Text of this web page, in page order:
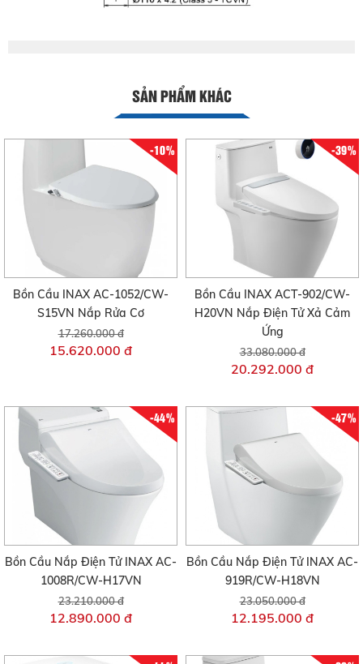
SẢN PHẨM KHÁC
-10%
Bồn Cầu INAX AC-1052/CW-
S15VN Nắp Rửa Cơ
17.260.000 đ
15.620.000 đ
-39%
Bồn Cầu INAX ACT-902/CW-
H20VN Nắp Điện Tử Xả Cảm
Ứng
33.080.000 đ
20.292.000 đ
-44%
Bồn Cầu Nắp Điện Tử INAX AC-
1008R/CW-H17VN
23.210.000 đ
12.890.000 đ
-47%
Bồn Cầu Nắp Điện Tử INAX AC-
919R/CW-H18VN
23.050.000 đ
12.195.000 đ